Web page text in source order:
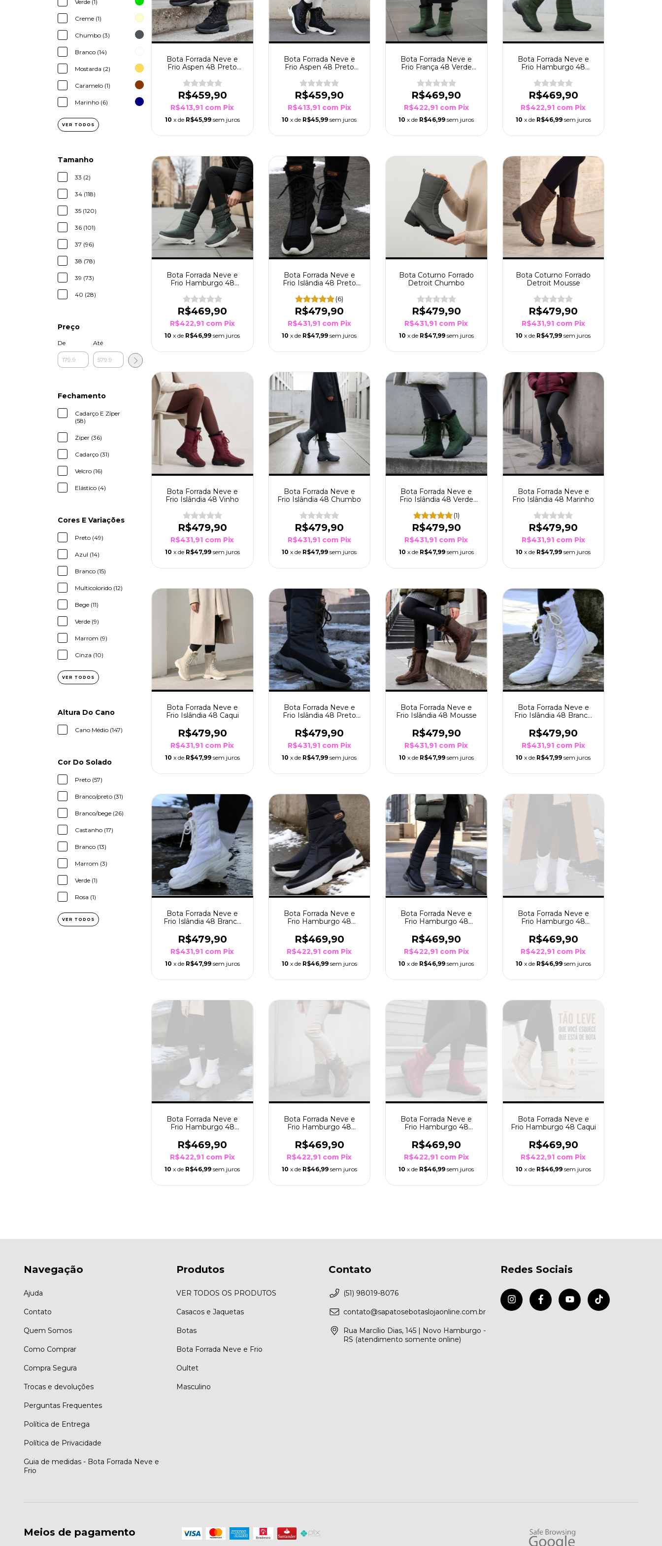
Verde (1)
Creme (1)
Chumbo (3)
Branco (14)
Mostarda (2)
Caramelo (1)
Marinho (6)
VER TODOS
Tamanho
33 (2)
34 (118)
35 (120)
36 (101)
37 (96)
38 (78)
39 (73)
40 (28)
Preço
De Até
Fechamento
Cadarço E Zíper
(58)
Zíper (36)
Cadarço (31)
Velcro (16)
Elástico (4)
Cores E Variações
Preto (49)
Azul (14)
Branco (15)
Multicolorido (12)
Bege (11)
Verde (9)
Marrom (9)
Cinza (10)
VER TODOS
Altura Do Cano
Cano Médio (147)
Cor Do Solado
Preto (57)
Branco/preto (31)
Branco/bege (26)
Castanho (17)
Branco (13)
Marrom (3)
Verde (1)
Rosa (1)
VER TODOS
Bota Forrada Neve e
Frio Aspen 48 Preto
R$459,90
R$413,91 com Pix
10 x de R$45,99 sem juros
Bota Forrada Neve e
Frio Aspen 48 Preto
R$459,90
R$413,91 com Pix
10 x de R$45,99 sem juros
Bota Forrada Neve e
Frio França 48 Verde
R$469,90
R$422,91 com Pix
10 x de R$46,99 sem juros
Bota Forrada Neve e
Frio Hamburgo 48
R$469,90
R$422,91 com Pix
10 x de R$46,99 sem juros
Bota Forrada Neve e
Frio Hamburgo 48
R$469,90
R$422,91 com Pix
10 x de R$46,99 sem juros
Bota Forrada Neve e
Frio Islândia 48 Preto
(6)
R$479,90
R$431,91 com Pix
10 x de R$47,99 sem juros
Bota Coturno Forrado
Detroit Chumbo
R$479,90
R$431,91 com Pix
10 x de R$47,99 sem juros
Bota Coturno Forrado
Detroit Mousse
R$479,90
R$431,91 com Pix
10 x de R$47,99 sem juros
Bota Forrada Neve e
Frio Islândia 48 Vinho
R$479,90
R$431,91 com Pix
10 x de R$47,99 sem juros
Bota Forrada Neve e
Frio Islândia 48 Chumbo
R$479,90
R$431,91 com Pix
10 x de R$47,99 sem juros
Bota Forrada Neve e
Frio Islândia 48 Verde
(1)
R$479,90
R$431,91 com Pix
10 x de R$47,99 sem juros
Bota Forrada Neve e
Frio Islândia 48 Marinho
R$479,90
R$431,91 com Pix
10 x de R$47,99 sem juros
Bota Forrada Neve e
Frio Islândia 48 Caqui
R$479,90
R$431,91 com Pix
10 x de R$47,99 sem juros
Bota Forrada Neve e
Frio Islândia 48 Preto
R$479,90
R$431,91 com Pix
10 x de R$47,99 sem juros
Bota Forrada Neve e
Frio Islândia 48 Mousse
R$479,90
R$431,91 com Pix
10 x de R$47,99 sem juros
Bota Forrada Neve e
Frio Islândia 48 Branco
R$479,90
R$431,91 com Pix
10 x de R$47,99 sem juros
Bota Forrada Neve e
Frio Islândia 48 Branco
R$479,90
R$431,91 com Pix
10 x de R$47,99 sem juros
Bota Forrada Neve e
Frio Hamburgo 48
R$469,90
R$422,91 com Pix
10 x de R$46,99 sem juros
Bota Forrada Neve e
Frio Hamburgo 48
R$469,90
R$422,91 com Pix
10 x de R$46,99 sem juros
Bota Forrada Neve e
Frio Hamburgo 48
R$469,90
R$422,91 com Pix
10 x de R$46,99 sem juros
Bota Forrada Neve e
Frio Hamburgo 48
R$469,90
R$422,91 com Pix
10 x de R$46,99 sem juros
Bota Forrada Neve e
Frio Hamburgo 48
R$469,90
R$422,91 com Pix
10 x de R$46,99 sem juros
Bota Forrada Neve e
Frio Hamburgo 48
R$469,90
R$422,91 com Pix
10 x de R$46,99 sem juros
Bota Forrada Neve e
Frio Hamburgo 48 Caqui
R$469,90
R$422,91 com Pix
10 x de R$46,99 sem juros
Navegação
Ajuda
Contato
Quem Somos
Como Comprar
Compra Segura
Trocas e devoluções
Perguntas Frequentes
Política de Entrega
Política de Privacidade
Guia de medidas - Bota Forrada Neve e
Frio
Produtos
VER TODOS OS PRODUTOS
Casacos e Jaquetas
Botas
Bota Forrada Neve e Frio
Oultet
Masculino
Contato
(51) 98019-8076
contato@sapatosebotaslojaonline.com.br
Rua Marcílio Dias, 145 | Novo Hamburgo -
RS (atendimento somente online)
Redes Sociais
Meios de pagamento